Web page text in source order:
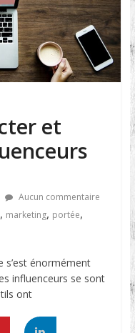
et
Aucun commentaire
, marketing, portée,
s’est énormément
influenceurs se sont
ont